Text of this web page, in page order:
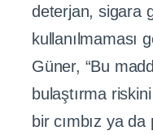
deterjan, sigara
kullanılmaması
Güner, “Bu
bulaştırma
bir cımbız ya